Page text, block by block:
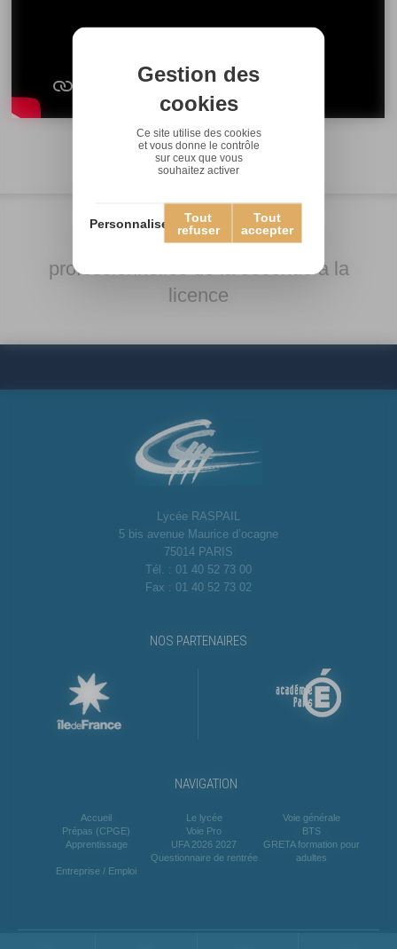
Des formations techniques et
professionnelles de la seconde à la
licence
Lycée RASPAIL
5 bis avenue Maurice d’ocagne
75014 PARIS
Tél. : 01 40 52 73 00
Fax : 01 40 52 73 02
NOS PARTENAIRES
NAVIGATION
Accueil Le lycée
Voie générale
Prépas (CPGE)
Voie Pro
BTS
Apprentissage
UFA 2026 2027
Questionnaire de rentrée
GRETA formation pour
adultes
Entreprise / Emploi
Gestion des
cookies
Ce site utilise des cookies
et vous donne le contrôle
sur ceux que vous
souhaitez activer
Tout
accepter
Tout
refuser
Personnaliser